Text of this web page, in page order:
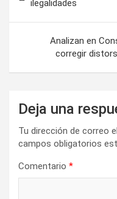
v
a
ilegalidades
Analizan en
corregir
Deja una
Tu dirección de correo
campos obligatorios
Comentario *